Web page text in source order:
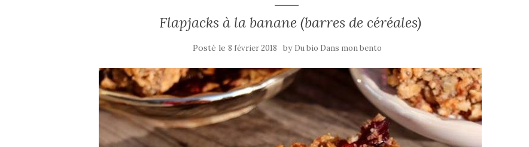
Flapjacks à la banane (barres de céréales)
Posté le8 février 2018 by Du bio Dans mon bento